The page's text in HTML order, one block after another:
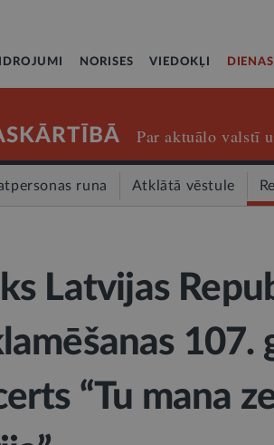
NORISES VIEDOKĻI
Par aktuālo valstī
runa Atklātā vēstule
Latvijas
107.
“Tu mana